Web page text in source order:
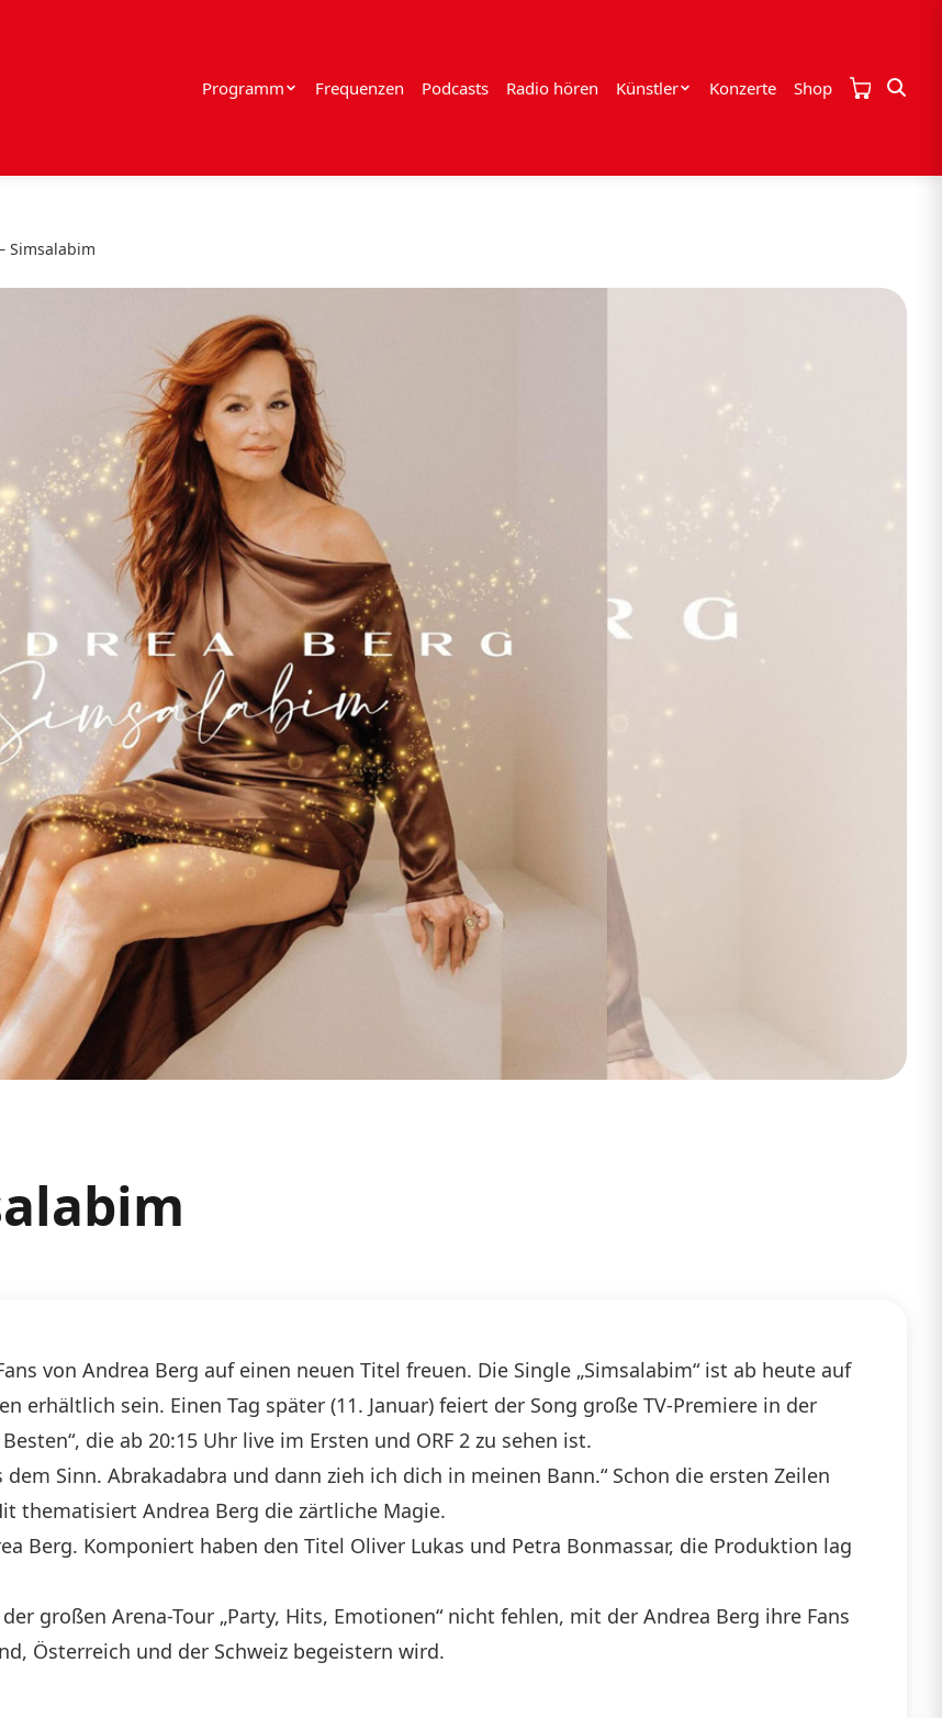
Programm Frequenzen Podcasts Radio hören Künstler Konzerte Shop
Simsalabim
von Andrea Berg auf einen neuen Titel freuen. Die Single „Simsalabim“ ist ab heute auf
erhältlich sein. Einen Tag später (11. Januar) feiert der Song große TV-Premiere in der
die ab 20:15 Uhr live im Ersten und ORF 2 zu sehen ist.
Sinn. Abrakadabra und dann zieh ich dich in meinen Bann.“ Schon die ersten Zeilen
thematisiert Andrea Berg die zärtliche Magie.
Berg. Komponiert haben den Titel Oliver Lukas und Petra Bonmassar, die Produktion lag
großen Arena-Tour „Party, Hits, Emotionen“ nicht fehlen, mit der Andrea Berg ihre Fans
Österreich und der Schweiz begeistern wird.